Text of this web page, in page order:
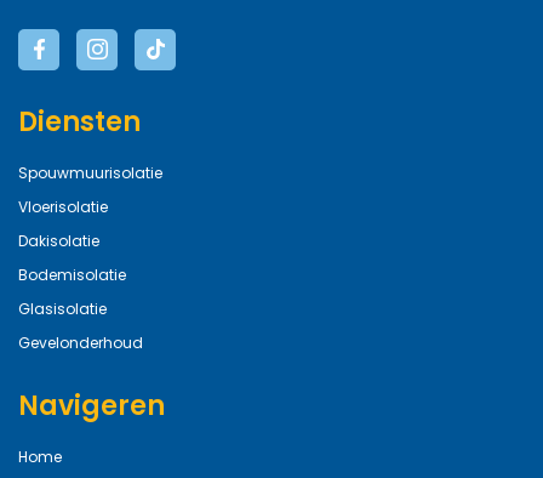
Diensten
Spouwmuurisolatie
Vloerisolatie
Dakisolatie
Bodemisolatie
Glasisolatie
Gevelonderhoud
Navigeren
Home